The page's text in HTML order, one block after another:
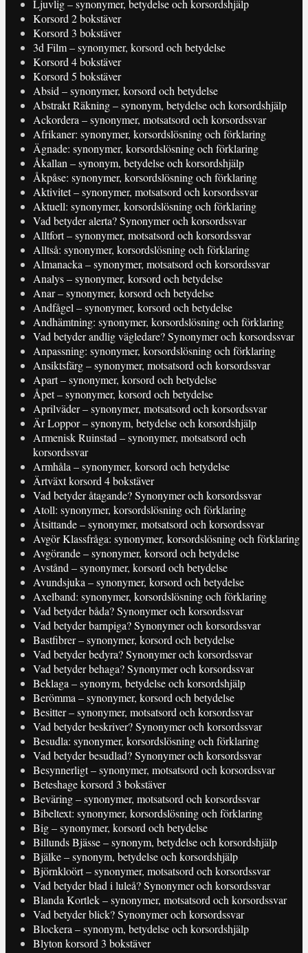
Ljuvlig – synonymer, betydelse och korsordshjälp
Korsord 2 bokstäver
Korsord 3 bokstäver
3d Film – synonymer, korsord och betydelse
Korsord 4 bokstäver
Korsord 5 bokstäver
Absid – synonymer, korsord och betydelse
Abstrakt Räkning – synonym, betydelse och korsordshjälp
Ackordera – synonymer, motsatsord och korsordssvar
Afrikaner: synonymer, korsordslösning och förklaring
Ägnade: synonymer, korsordslösning och förklaring
Åkallan – synonym, betydelse och korsordshjälp
Åkpåse: synonymer, korsordslösning och förklaring
Aktivitet – synonymer, motsatsord och korsordssvar
Aktuell: synonymer, korsordslösning och förklaring
Vad betyder alerta? Synonymer och korsordssvar
Alltfort – synonymer, motsatsord och korsordssvar
Alltså: synonymer, korsordslösning och förklaring
Almanacka – synonymer, motsatsord och korsordssvar
Analys – synonymer, korsord och betydelse
Anar – synonymer, korsord och betydelse
Andfågel – synonymer, korsord och betydelse
Andhämtning: synonymer, korsordslösning och förklaring
Vad betyder andlig vägledare? Synonymer och korsordssvar
Anpassning: synonymer, korsordslösning och förklaring
Ansiktsfärg – synonymer, motsatsord och korsordssvar
Apart – synonymer, korsord och betydelse
Åpet – synonymer, korsord och betydelse
Aprilväder – synonymer, motsatsord och korsordssvar
Är Loppor – synonym, betydelse och korsordshjälp
Armenisk Ruinstad – synonymer, motsatsord och
korsordssvar
Armhåla – synonymer, korsord och betydelse
Ärtväxt korsord 4 bokstäver
Vad betyder åtagande? Synonymer och korsordssvar
Atoll: synonymer, korsordslösning och förklaring
Åtsittande – synonymer, motsatsord och korsordssvar
Avgör Klassfråga: synonymer, korsordslösning och förklaring
Avgörande – synonymer, korsord och betydelse
Avstånd – synonymer, korsord och betydelse
Avundsjuka – synonymer, korsord och betydelse
Axelband: synonymer, korsordslösning och förklaring
Vad betyder båda? Synonymer och korsordssvar
Vad betyder barnpiga? Synonymer och korsordssvar
Bastfibrer – synonymer, korsord och betydelse
Vad betyder bedyra? Synonymer och korsordssvar
Vad betyder behaga? Synonymer och korsordssvar
Beklaga – synonym, betydelse och korsordshjälp
Berömma – synonymer, korsord och betydelse
Besitter – synonymer, motsatsord och korsordssvar
Vad betyder beskriver? Synonymer och korsordssvar
Besudla: synonymer, korsordslösning och förklaring
Vad betyder besudlad? Synonymer och korsordssvar
Besynnerligt – synonymer, motsatsord och korsordssvar
Beteshage korsord 3 bokstäver
Beväring – synonymer, motsatsord och korsordssvar
Bibeltext: synonymer, korsordslösning och förklaring
Big – synonymer, korsord och betydelse
Billunds Bjässe – synonym, betydelse och korsordshjälp
Bjälke – synonym, betydelse och korsordshjälp
Björnkloört – synonymer, motsatsord och korsordssvar
Vad betyder blad i luleå? Synonymer och korsordssvar
Blanda Kortlek – synonymer, motsatsord och korsordssvar
Vad betyder blick? Synonymer och korsordssvar
Blockera – synonym, betydelse och korsordshjälp
Blyton korsord 3 bokstäver